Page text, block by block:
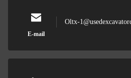
E-mail
Oltx-